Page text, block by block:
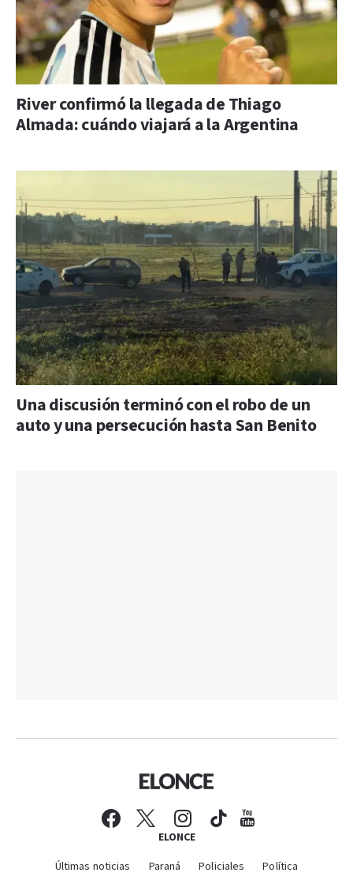
River confirmó la llegada de Thiago
Almada: cuándo viajará a la Argentina
Una discusión terminó con el robo de un
auto y una persecución hasta San Benito
ELONCE
Últimas noticias Paraná Policiales Política